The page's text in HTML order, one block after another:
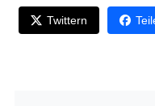
Twittern